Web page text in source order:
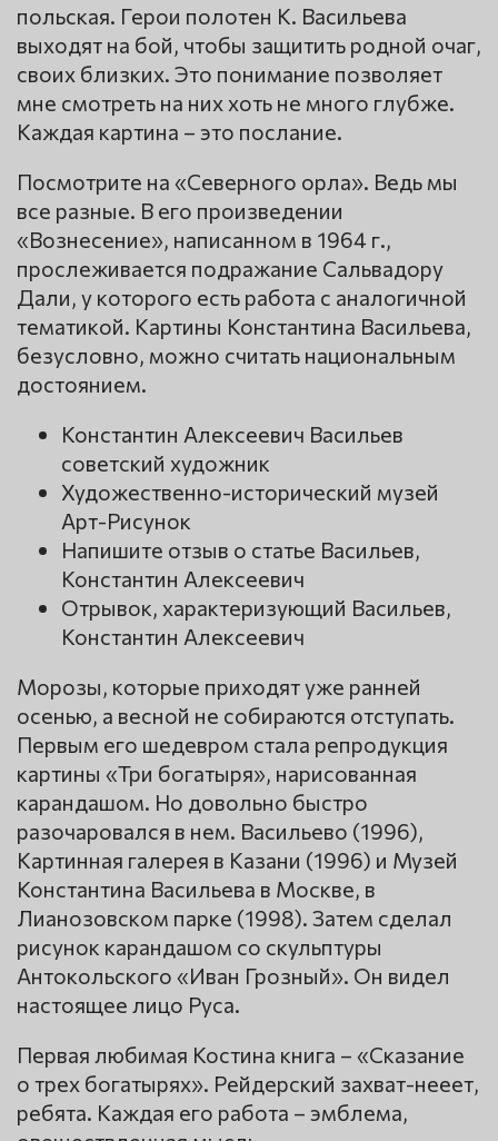
польская. Герои полотен К. Васильева
выходят на бой, чтобы защитить родной очаг,
своих близких. Это понимание позволяет
мне смотреть на них хоть не много глубже.
Каждая картина – это послание.
Посмотрите на «Северного орла». Ведь мы
все разные. В его произведении
«Вознесение», написанном в 1964 г.,
прослеживается подражание Сальвадору
Дали, у которого есть работа с аналогичной
тематикой. Картины Константина Васильева,
безусловно, можно считать национальным
достоянием.
Константин Алексеевич Васильев
советский художник
Художественно-исторический музей
Арт-Рисунок
Напишите отзыв о статье Васильев,
Константин Алексеевич
Отрывок, характеризующий Васильев,
Константин Алексеевич
Морозы, которые приходят уже ранней
осенью, а весной не собираются отступать.
Первым его шедевром стала репродукция
картины «Три богатыря», нарисованная
карандашом. Но довольно быстро
разочаровался в нем. Васильево (1996),
Картинная галерея в Казани (1996) и Музей
Константина Васильева в Москве, в
Лианозовском парке (1998). Затем сделал
рисунок карандашом со скульптуры
Антокольского «Иван Грозный». Он видел
настоящее лицо Руса.
Первая любимая Костина книга – «Сказание
о трех богатырях». Рейдерский захват-нееет,
ребята. Каждая его работа – эмблема,